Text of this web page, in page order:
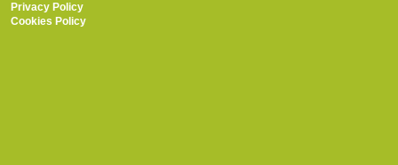
Privacy Policy
Cookies Policy